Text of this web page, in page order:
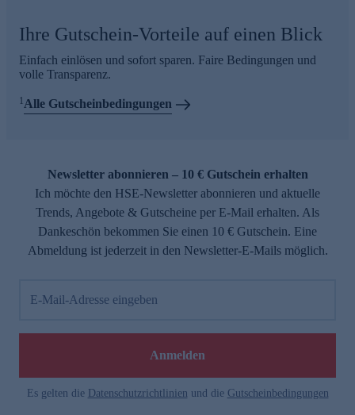
Ihre Gutschein-Vorteile auf einen Blick
Einfach einlösen und sofort sparen. Faire Bedingungen und
volle Transparenz.
1Alle Gutscheinbedingungen
Newsletter abonnieren – 10 € Gutschein erhalten
Ich möchte den HSE-Newsletter abonnieren und aktuelle
Trends, Angebote & Gutscheine per E-Mail erhalten. Als
Dankeschön bekommen Sie einen 10 € Gutschein. Eine
Abmeldung ist jederzeit in den Newsletter-E-Mails möglich.
E-Mail-Adresse eingeben
Anmelden
Es gelten die Datenschutzrichtlinien und die Gutscheinbedingungen